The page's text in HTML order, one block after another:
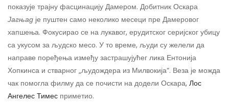
показује трајну фасцинацију Дамером. Добитник Оскара
Јагњад је пуштен само неколико месеци пре Дамеровог
хапшења. Фокусирао се на лукавог, ерудитског серијског убицу
са укусом за људско месо. У то време, људи су желели да
направе поређења између застрашујућег лика Ентонија
Хопкинса и стварног „људождера из Милвокија“. Веза је можда
чак помогла филму да се почисти на додели Оскара, Лос
Ангелес Тимес приметио.